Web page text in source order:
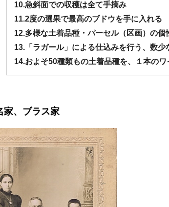
10.急斜面での収穫は全て手摘み
11.2度の選果で最高のブドウを手に入れる
12.多様な土着品種・パーセル（区画）の個
13.「ラガール」による仕込みを行う、数少
14.およそ50種類もの土着品種を、１本のワ
家、ブラス家